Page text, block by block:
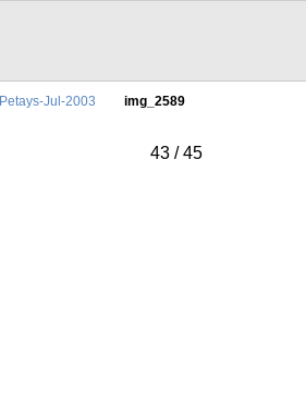
Petays-Jul-2003 img_2589
43 / 45